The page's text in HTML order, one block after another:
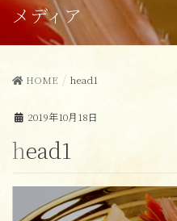
メディア
HOME head1
2019年10月18日
head1